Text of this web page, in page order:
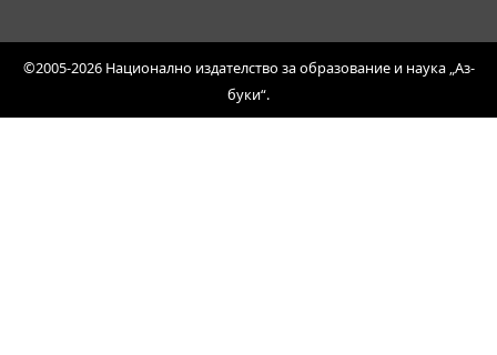
©2005-2026 Национално издателство за образование и наука „Аз-
буки“.